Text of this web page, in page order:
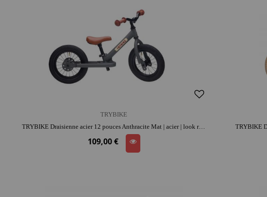
TRYBIKE
TRYBIKE Draisienne acier 12 pouces Anthracite Mat | acier | look rétro | apprentissage de l'équilibre
109,00 €